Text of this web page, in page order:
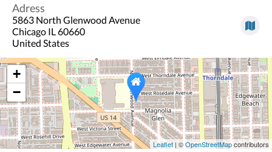
Adress
5863 North Glenwood Avenue
Chicago IL 60660
United States
+
−
Leaflet | ©OpenStreetMapcontributors